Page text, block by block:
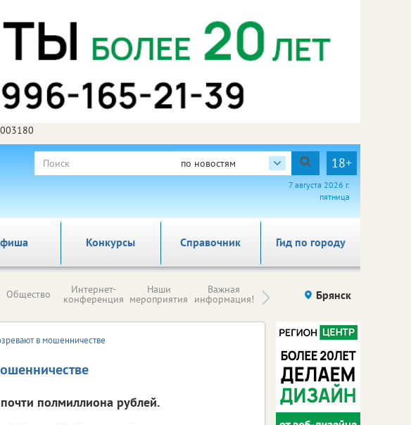
по новостям 18+
7 августа 2026 г.
пятница
Справочник Гид по городу
Конкурсы
Общество Интернет-
конференция
Наши
мероприятия
Важная
информация! Происшествия Здоровье
Брянск
в мошенничестве
полмиллиона рублей.